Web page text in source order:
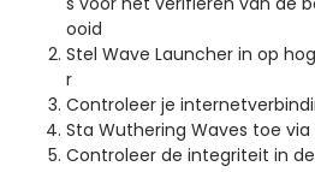
ooid
Stel Wave Launcher in op
r
Controleer je
Sta Wuthering Waves toe via
Controleer de integriteit in